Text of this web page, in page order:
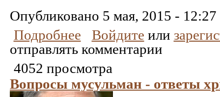
Опубликовано 5 мая, 2015 - 12:27
Подробнее
Войдите или
отправлять комментарии
4052 просмотра
Вопросы мусульман - ответы